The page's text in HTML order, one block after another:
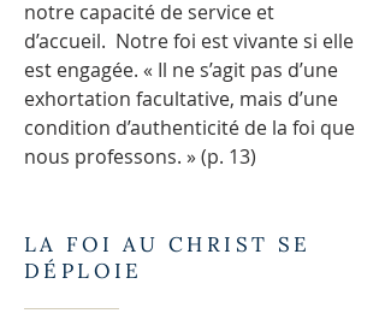
notre capacité de service et
d’accueil. Notre foi est vivante si elle
est engagée. « Il ne s’agit pas d’une
exhortation facultative, mais d’une
condition d’authenticité de la foi que
nous professons. » (p. 13)
LA FOI AU CHRIST SE
DÉPLOIE